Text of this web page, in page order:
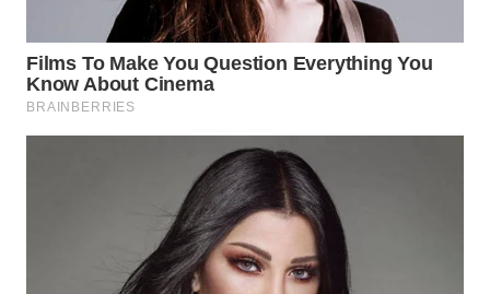
WN
MANDALIKA
WN